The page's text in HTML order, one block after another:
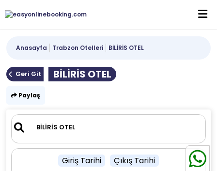
Anasayfa Trabzon Otelleri BİLİRİS OTEL
Geri Git BİLİRİS OTEL
Paylaş
Giriş Tarihi Çıkış Tarihi